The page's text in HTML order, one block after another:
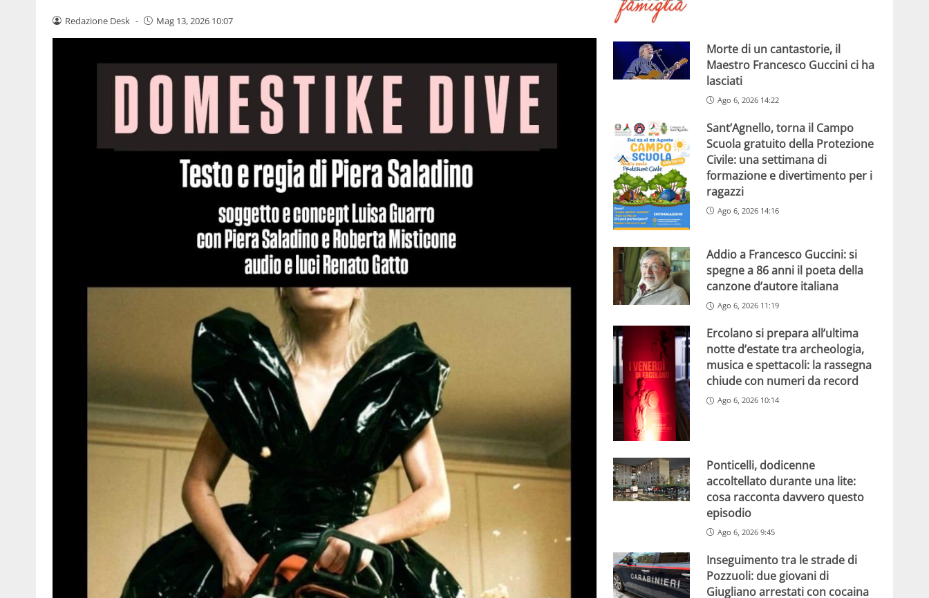
Redazione Desk - Mag 13, 2026 10:07
Morte di un cantastorie, il
Maestro Francesco Guccini ci ha
lasciati
Ago 6, 2026 14:22
Sant’Agnello, torna il Campo
Scuola gratuito della Protezione
Civile: una settimana di
formazione e divertimento per i
ragazzi
Ago 6, 2026 14:16
Addio a Francesco Guccini: si
spegne a 86 anni il poeta della
canzone d’autore italiana
Ago 6, 2026 11:19
Ercolano si prepara all’ultima
notte d’estate tra archeologia,
musica e spettacoli: la rassegna
chiude con numeri da record
Ago 6, 2026 10:14
Ponticelli, dodicenne
accoltellato durante una lite:
cosa racconta davvero questo
episodio
Ago 6, 2026 9:45
Inseguimento tra le strade di
Pozzuoli: due giovani di
Giugliano arrestati con cocaina